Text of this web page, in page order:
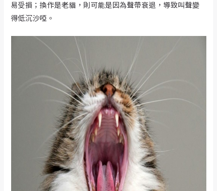
易受損；換作是老貓，則可能是因為聲帶衰退，導致叫聲變
得低沉沙啞。